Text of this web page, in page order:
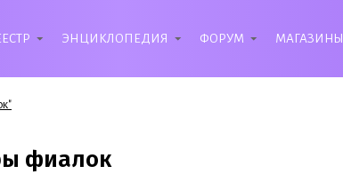
ЭНЦИКЛОПЕДИЯ ФОРУМ МАГАЗИНЫ
фиалок